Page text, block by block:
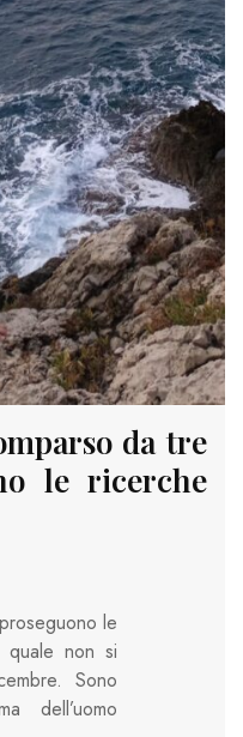
da tre
le ricerche
le
non si
Sono
dell’uomo